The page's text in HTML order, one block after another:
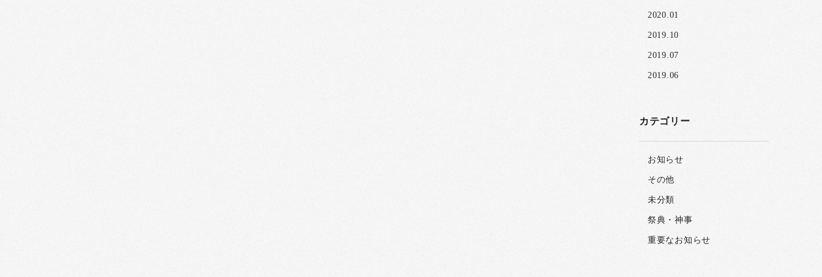
2020.01
2019.10
2019.07
2019.06
カテゴリー
お知らせ
その他
未分類
祭典・神事
重要なお知らせ